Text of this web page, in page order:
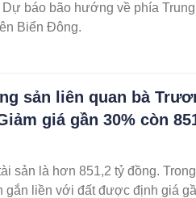
báo bão hướng về phía
Biển Đông.
sản liên quan bà
giá gần 30% còn
sản là hơn 851,2 tỷ đồng.
gắn liền với đất được định giá